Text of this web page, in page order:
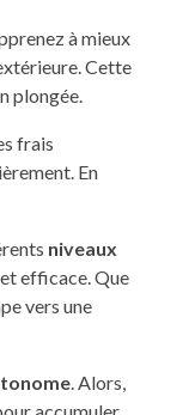
à mieux
Cette
plongée.
frais
En
niveaux
efficace. Que
vers une
. Alors,
accumuler